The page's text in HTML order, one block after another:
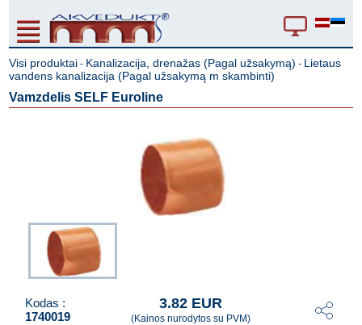
Visi produktai - Kanalizacija, drenažas (Pagal užsakymą) - Lietaus
vandens kanalizacija (Pagal užsakymą m skambinti)
Vamzdelis SELF Euroline
Kodas :
1740019
3.82 EUR
(Kainos nurodytos su PVM)